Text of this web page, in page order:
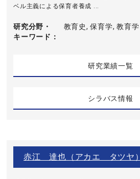
ベル主義による保育者養成 ...
研究分野・
キーワード
教育史, 保育学, 教育学
研究業績一覧
シラバス情報
赤江 達也（アカエ タツヤ）